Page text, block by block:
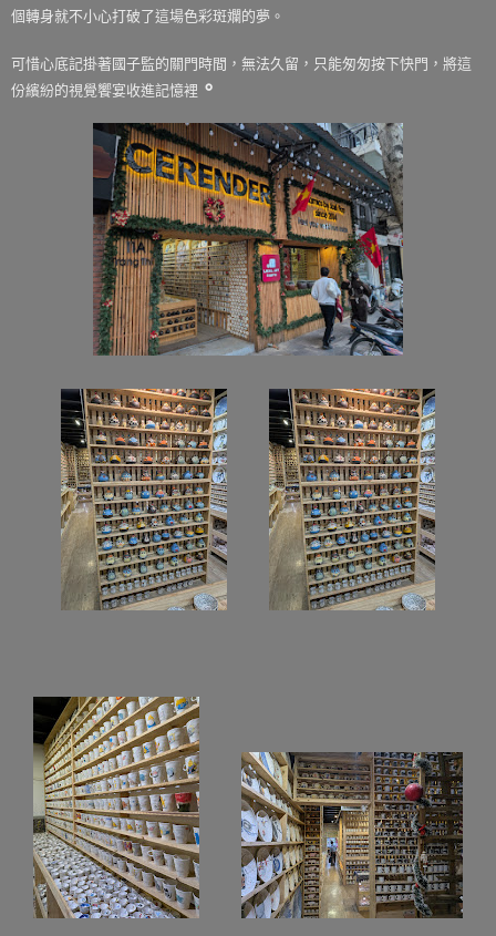
個轉身就不小心打破了這場色彩斑斕的夢。
可惜心底記掛著國子監的關門時間，無法久留，只能匆匆按下快門，將這
份繽紛的視覺饗宴收進記憶裡 。